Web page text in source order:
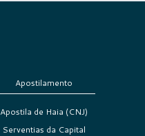
Apostilamento
Apostila de Haia (CNJ)
Serventias da Capital